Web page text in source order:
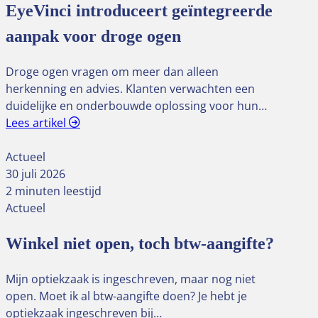
EyeVinci introduceert geïntegreerde
aanpak voor droge ogen
Droge ogen vragen om meer dan alleen
herkenning en advies. Klanten verwachten een
duidelijke en onderbouwde oplossing voor hun…
Lees artikel
Actueel
30 juli 2026
2 minuten leestijd
Actueel
Winkel niet open, toch btw-aangifte?
Mijn optiekzaak is ingeschreven, maar nog niet
open. Moet ik al btw-aangifte doen? Je hebt je
optiekzaak ingeschreven bij…